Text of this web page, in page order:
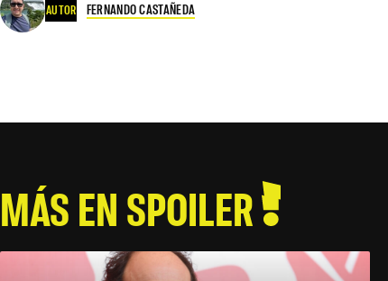
AUTOR FERNANDO CASTAÑEDA
MÁS EN SPOILER